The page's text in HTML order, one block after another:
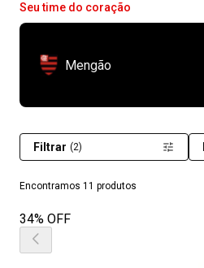
Seu time do coração
Mengão
Encontramos 11 produtos
Filtrar (2)
34% OFF